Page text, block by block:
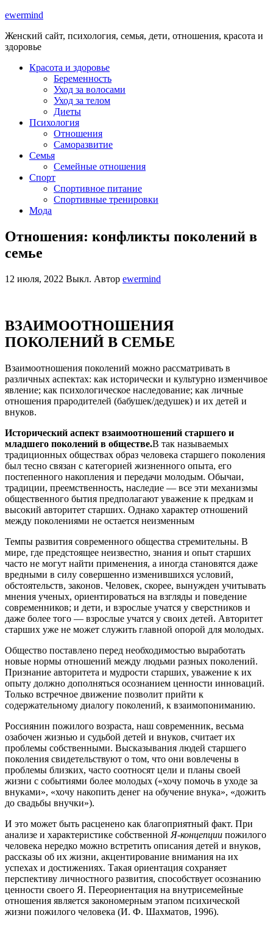
ewermind
Женский сайт, психология, семья, дети, отношения, красота и
здоровье
Красота и здоровье
Беременность
Уход за волосами
Уход за телом
Диеты
Психология
Отношения
Саморазвитие
Семья
Семейные отношения
Спорт
Спортивное питание
Спортивные тренировки
Мода
Отношения: конфликты поколений в
семье
12 июля, 2022 Выкл. Автор ewermind
ВЗАИМООТНОШЕНИЯ
ПОКОЛЕНИЙ В СЕМЬЕ
Взаимоотношения поколений можно рассматривать в
различных аспектах: как исторически и культурно изменчивое
явление; как психологическое наследование; как личные
отношения прародителей (бабушек/дедушек) и их детей и
внуков.
Исторический аспект взаимоотношений старшего и
младшего поколений в обществе.В так называемых
традиционных обществах образ человека старшего поколения
был тесно связан с категорией жизненного опыта, его
постепенного накопления и передачи молодым. Обычаи,
традиции, преемственность, наследие — все эти механизмы
общественного бытия предполагают уважение к предкам и
высокий авторитет старших. Однако характер отношений
между поколениями не остается неизменным
Темпы развития современного общества стремительны. В
мире, где предстоящее неизвестно, знания и опыт старших
часто не могут найти применения, а иногда становятся даже
вредными в силу совершенно изменившихся условий,
обстоятельств, законов. Человек, скорее, вынужден учитывать
мнения ученых, ориентироваться на взгляды и поведение
современников; и дети, и взрослые учатся у сверстников и
даже более того — взрослые учатся у своих детей. Авторитет
старших уже не может служить главной опорой для молодых.
Общество поставлено перед необходимостью выработать
новые нормы отношений между людьми разных поколений.
Признание авторитета и мудрости старших, уважение к их
опыту должно дополняться осознанием ценности инноваций.
Только встречное движение позволит прийти к
содержательному диалогу поколений, к взаимопониманию.
Россиянин пожилого возраста, наш современник, весьма
озабочен жизнью и судьбой детей и внуков, считает их
проблемы собственными. Высказывания людей старшего
поколения свидетельствуют о том, что они вовлечены в
проблемы близких, часто соотносят цели и планы своей
жизни с событиями более молодых («хочу помочь в уходе за
внуками», «хочу накопить денег на обучение внука», «дожить
до свадьбы внучки»).
И это может быть расценено как благоприятный факт. При
анализе и характеристике собственной Я-концепции пожилого
человека нередко можно встретить описания детей и внуков,
рассказы об их жизни, акцентирование внимания на их
успехах и достижениях. Такая ориентация сохраняет
перспективу личностного развития, способствует осознанию
ценности своего Я. Переориентация на внутрисемейные
отношения является закономерным этапом психической
жизни пожилого человека (И. Ф. Шахматов, 1996).